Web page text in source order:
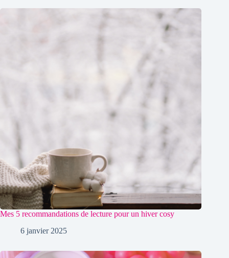
Mes 5 recommandations de lecture pour un hiver cosy
6 janvier 2025